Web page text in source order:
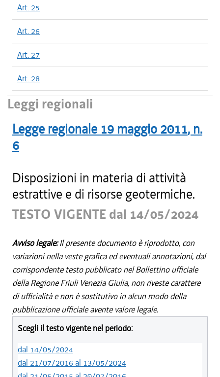
Art. 25
Art. 26
Art. 27
Art. 28
Leggi regionali
Legge regionale 19 maggio 2011, n.
6
Disposizioni in materia di attività
estrattive e di risorse geotermiche.
TESTO VIGENTE dal 14/05/2024
Avviso legale:Il presente documento è riprodotto, con
variazioni nella veste grafica ed eventuali annotazioni, dal
corrispondente testo pubblicato nel Bollettino ufficiale
della Regione Friuli Venezia Giulia, non riveste carattere
di ufficialità e non è sostitutivo in alcun modo della
pubblicazione ufficiale avente valore legale.
Scegli il testo vigente nel periodo:
dal 14/05/2024
dal 21/07/2016 al 13/05/2024